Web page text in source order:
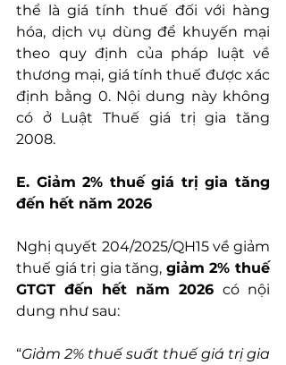
thể là giá tính thuế đối với hàng
hóa, dịch vụ dùng để khuyến mại
theo quy định của pháp luật về
thương mại, giá tính thuế được xác
định bằng 0. Nội dung này không
có ở Luật Thuế giá trị gia tăng
2008.
E. Giảm 2% thuế giá trị gia tăng
đến hết năm 2026
Nghị quyết 204/2025/QH15 về giảm
thuế giá trị gia tăng, giảm 2% thuế
GTGT đến hết năm 2026 có nội
dung như sau:
“Giảm 2% thuế suất thuế giá trị gia